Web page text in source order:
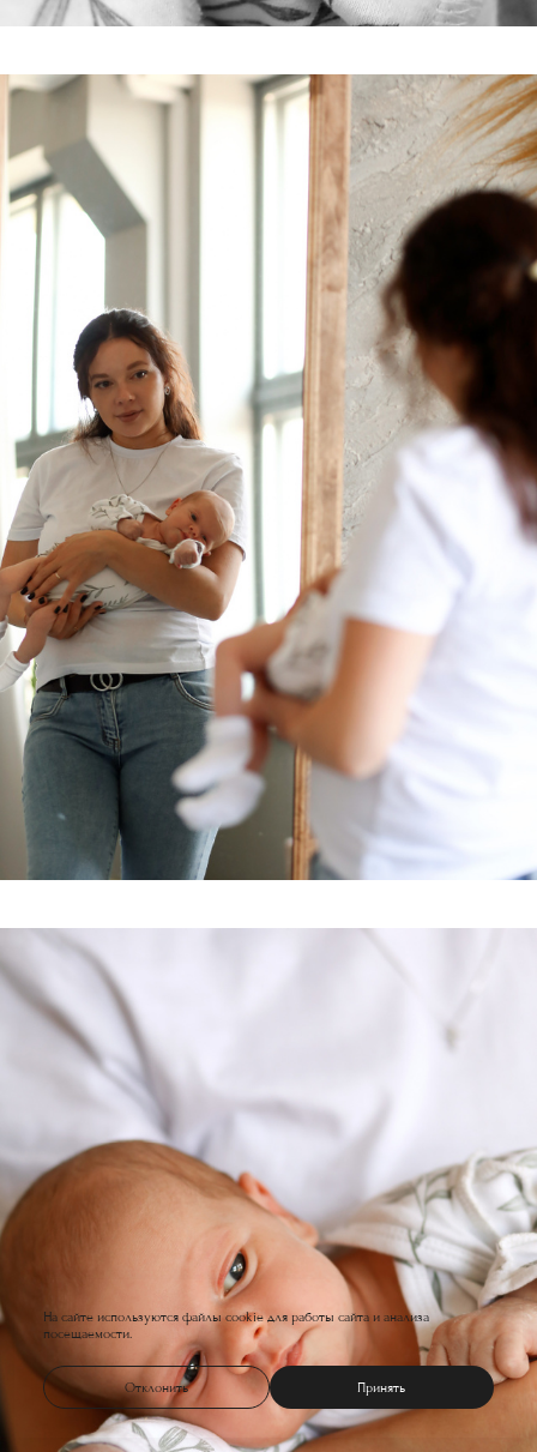
На сайте используются файлы cookie для работы сайта и анализа
посещаемости.
Отклонить Принять